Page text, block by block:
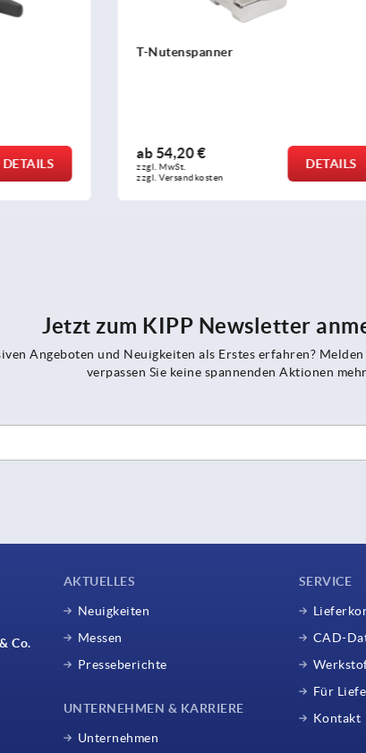
DETAILS
Flachspanner Stahl für T-Nut
ab355,00 €
zzgl. MwSt.
zzgl. Versandkosten
DETAILS
Jetzt zum KIPP Newsletter
Angeboten und Neuigkeiten als Erstes erfahren?
verpassen Sie keine spannenden Aktionen
Co.
AKTUELLES
Neuigkeiten
Messen
Presseberichte
UNTERNEHMEN & KARRIERE
Unternehmen
SERVICE
CAD-
Für
Kontakt